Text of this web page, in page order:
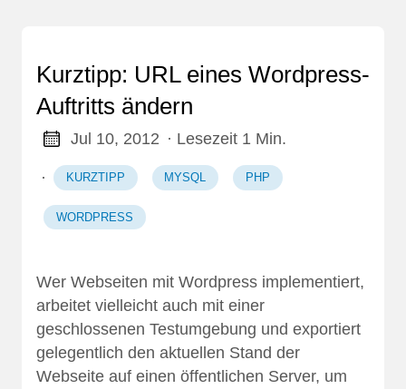
Kurztipp: URL eines Wordpress-
Auftritts ändern
Jul 10, 2012 · Lesezeit 1 Min.
· KURZTIPP MYSQL PHP
WORDPRESS
Wer Webseiten mit Wordpress implementiert,
arbeitet vielleicht auch mit einer
geschlossenen Testumgebung und exportiert
gelegentlich den aktuellen Stand der
Webseite auf einen öffentlichen Server, um